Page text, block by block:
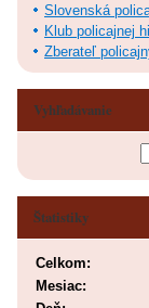
Slovenská
Klub policajnej
Zberateľ
Vyhľadávanie
Štatistiky
Celkom:
Mesiac: